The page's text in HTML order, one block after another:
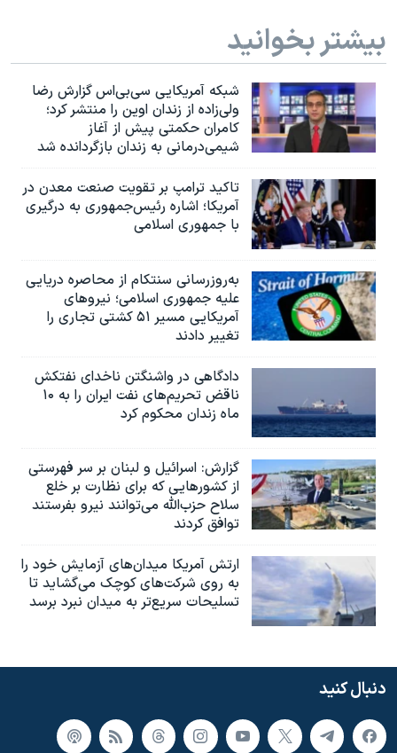
بیشتر بخوانید
شبکه آمریکایی سی‌بی‌‌اس گزارش رضا
ولی‌زاده از زندان اوین را منتشر کرد؛
کامران حکمتی پیش از آغاز
شیمی‌درمانی به زندان بازگردانده شد
تاکید ترامپ بر تقویت صنعت معدن در
آمریکا؛ اشاره رئیس‌جمهوری به درگیری
با جمهوری اسلامی
به‌روزرسانی سنتکام از محاصره دریایی
علیه جمهوری اسلامی؛ نیروهای
آمریکایی مسیر ۵۱ کشتی تجاری را
تغییر دادند
دادگاهی در واشنگتن ناخدای نفتکش
ناقض تحریم‌های نفت ایران را به ۱۰
ماه زندان محکوم کرد
گزارش‌: اسرائيل و لبنان بر سر فهرستی
از کشورهایی که برای نظارت بر خلع
سلاح حزب‌الله می‌توانند نیرو بفرستند
توافق کردند
ارتش آمریکا میدان‌های آزمایش خود را
به روی شرکت‌های کوچک می‌گشاید تا
تسلیحات سریع‌تر به میدان نبرد برسد
دنبال کنید